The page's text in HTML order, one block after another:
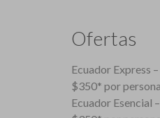
Ofertas
Ecuador Express
$350* por persona
Ecuador Esencial